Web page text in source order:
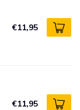
€11,95
€11,95